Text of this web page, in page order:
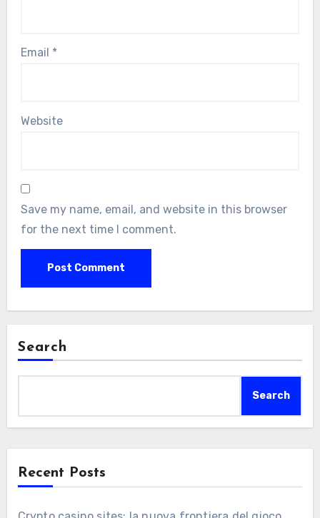
Email *
Website
Save my name, email, and website in this browser
for the next time I comment.
Search
Search
Recent Posts